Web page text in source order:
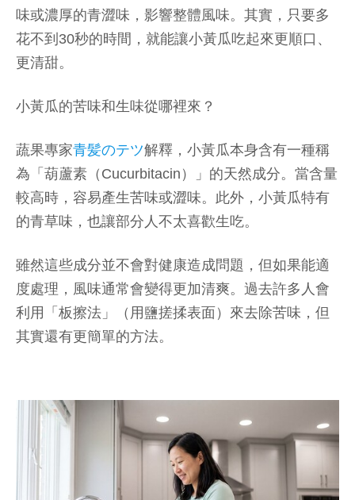
味或濃厚的青澀味，影響整體風味。其實，只要多
花不到30秒的時間，就能讓小黃瓜吃起來更順口、
更清甜。
小黃瓜的苦味和生味從哪裡來？
蔬果專家青髪のテツ解釋，小黃瓜本身含有一種稱
為「葫蘆素（Cucurbitacin）」的天然成分。當含量
較高時，容易產生苦味或澀味。此外，小黃瓜特有
的青草味，也讓部分人不太喜歡生吃。
雖然這些成分並不會對健康造成問題，但如果能適
度處理，風味通常會變得更加清爽。過去許多人會
利用「板擦法」（用鹽搓揉表面）來去除苦味，但
其實還有更簡單的方法。